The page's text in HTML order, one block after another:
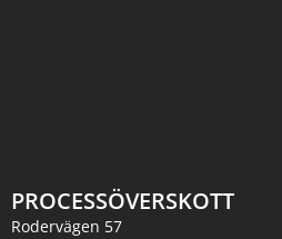
PROCESSÖVERSKOTT
Rodervägen 57